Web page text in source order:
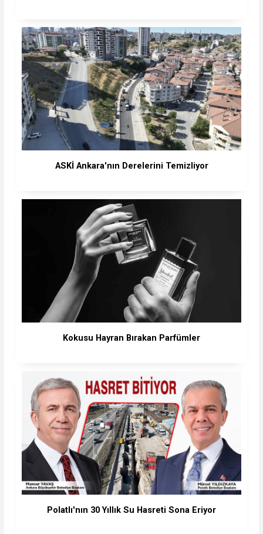
ASKİ Ankara'nın Derelerini Temizliyor
Kokusu Hayran Bırakan Parfümler
Polatlı'nın 30 Yıllık Su Hasreti Sona Eriyor